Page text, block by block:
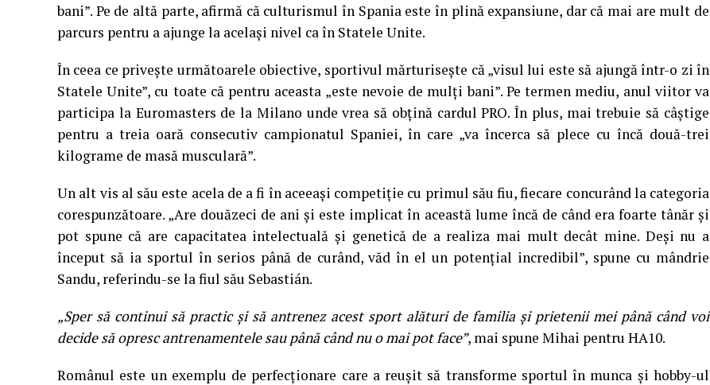
bani”. Pe de altă parte, afirmă că culturismul în Spania este în plină expansiune, dar că mai are mult de
parcurs pentru a ajunge la același nivel ca în Statele Unite.
În ceea ce privește următoarele obiective, sportivul mărturisește că „visul lui este să ajungă într-o zi în
Statele Unite”, cu toate că pentru aceasta „este nevoie de mulți bani”. Pe termen mediu, anul viitor va
participa la Euromasters de la Milano unde vrea să obțină cardul PRO. În plus, mai trebuie să câștige
pentru a treia oară consecutiv campionatul Spaniei, în care „va încerca să plece cu încă două-trei
kilograme de masă musculară”.
Un alt vis al său este acela de a fi în aceeași competiție cu primul său fiu, fiecare concurând la categoria
corespunzătoare. „Are douăzeci de ani și este implicat în această lume încă de când era foarte tânăr și
pot spune că are capacitatea intelectuală și genetică de a realiza mai mult decât mine. Deși nu a
început să ia sportul în serios până de curând, văd în el un potențial incredibil”, spune cu mândrie
Sandu, referindu-se la fiul său Sebastián.
„Sper să continui să practic și să antrenez acest sport alături de familia și prietenii mei până când voi
decide să opresc antrenamentele sau până când nu o mai pot face”, mai spune Mihai pentru HA10.
Românul este un exemplu de perfecţionare care a reuşit să transforme sportul în munca şi hobby-ul